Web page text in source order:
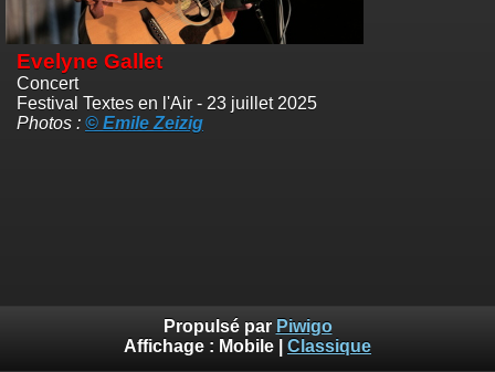
Evelyne Gallet
Concert
Festival Textes en l'Air - 23 juillet 2025
Photos : © Emile Zeizig
Propulsé par Piwigo
Affichage : Mobile Classique